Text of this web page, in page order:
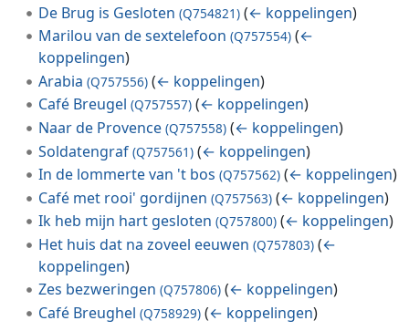
De Brug is Gesloten (Q754821) (← koppelingen)
Marilou van de sextelefoon (Q757554) (←
koppelingen)
Arabia (Q757556) (← koppelingen)
Café Breugel (Q757557) (← koppelingen)
Naar de Provence (Q757558) (← koppelingen)
Soldatengraf (Q757561) (← koppelingen)
In de lommerte van 't bos (Q757562) (← koppelingen)
Café met rooi' gordijnen (Q757563) (← koppelingen)
Ik heb mijn hart gesloten (Q757800) (← koppelingen)
Het huis dat na zoveel eeuwen (Q757803) (←
koppelingen)
Zes bezweringen (Q757806) (← koppelingen)
Café Breughel (Q758929) (← koppelingen)